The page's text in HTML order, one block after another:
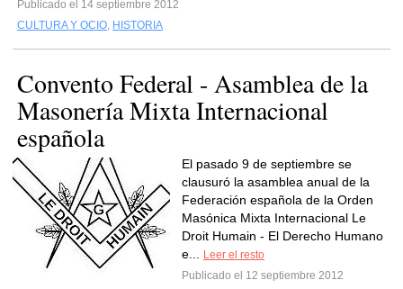
Publicado el 14 septiembre 2012
CULTURA Y OCIO, HISTORIA
Convento Federal - Asamblea de la
Masonería Mixta Internacional
española
El pasado 9 de septiembre se
clausuró la asamblea anual de la
Federación española de la Orden
Masónica Mixta Internacional Le
Droit Humain - El Derecho Humano
e...
Leer el resto
Publicado el 12 septiembre 2012